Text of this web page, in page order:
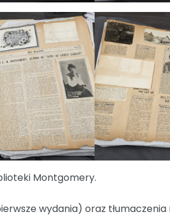
Montgomery.
wydania) oraz tłumaczenia